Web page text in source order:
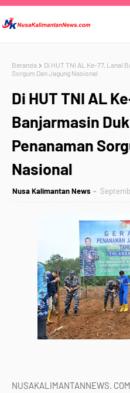
Beranda
Di HUT TNI AL Ke-77, Lanal
Sorgum Dan Jagung Nasional
Di HUT TNI AL
Banjarmasin
Penanaman
Nasional
Nusa Kalimantan News
NUSAKALIMANTANNEWS. COM